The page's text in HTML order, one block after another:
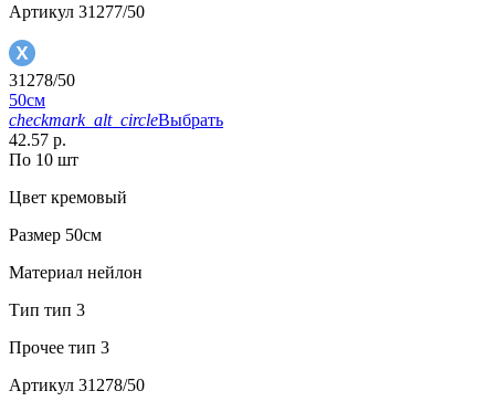
Артикул 31277/50
31278/50
50см
checkmark_alt_circleВыбрать
42.57 р.
По 10 шт
Цвет кремовый
Размер 50см
Материал нейлон
Тип тип 3
Прочее тип 3
Артикул 31278/50